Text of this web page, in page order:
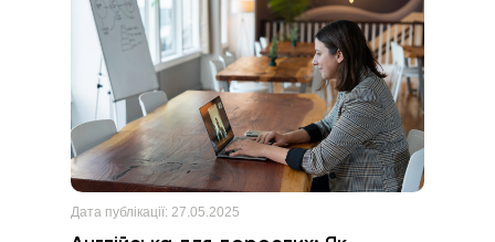
Дата публікації: 27.05.2025